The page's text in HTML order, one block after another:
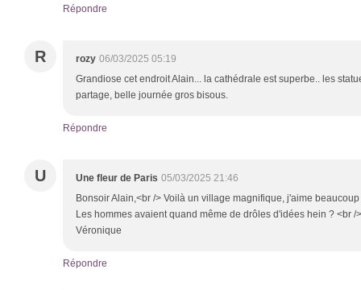
Répondre
R rozy 06/03/2025 05:19
Grandiose cet endroit Alain... la cathédrale est superbe.. les
partage, belle journée gros bisous.
Répondre
U Une fleur de Paris 05/03/2025 21:46
Bonsoir Alain,<br /> Voilà un village magnifique, j'aime
Les hommes avaient quand même de drôles d'idées hein ? <br /
Véronique
Répondre